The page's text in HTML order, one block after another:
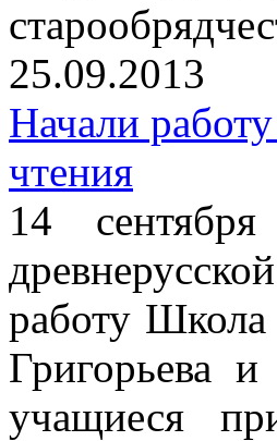
25.09.2013
Начали
чтения
14
работу
Григорьева
учащиеся